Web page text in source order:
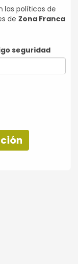
las políticas de
de Zona Franca
seguridad